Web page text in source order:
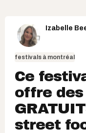
Izabelle
festivals à montréal
Ce
offre des
street